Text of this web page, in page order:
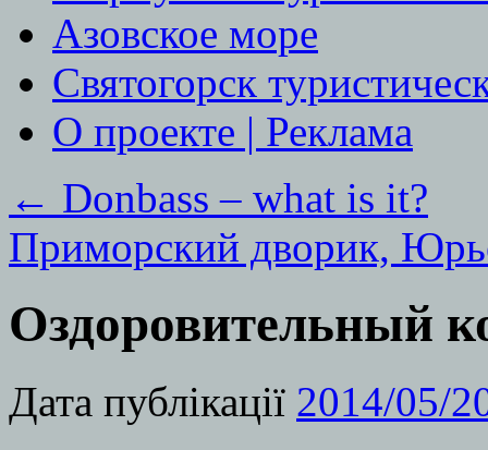
Азовское море
Святогорск
О проекте | Реклама
← Donbass – what is it?
Приморский дворик,
Оздоровительный
Дата публікації 2014/05/